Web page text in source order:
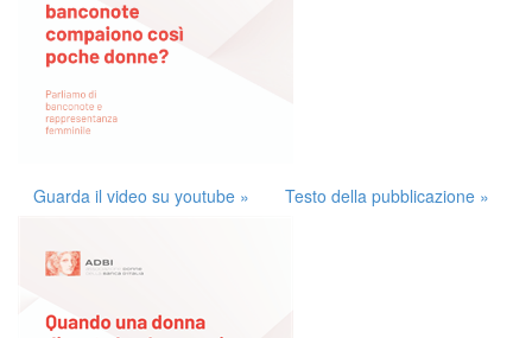
Guarda il video su youtube » Testo della pubblicazione »